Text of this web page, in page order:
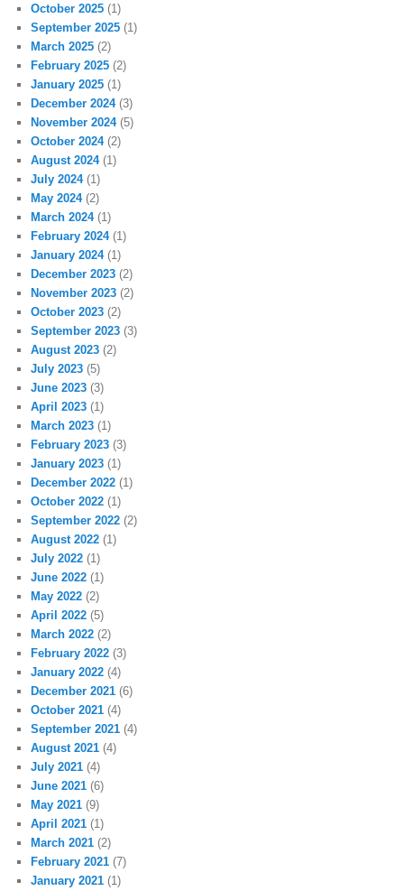
October 2025 (1)
September 2025 (1)
March 2025 (2)
February 2025 (2)
January 2025 (1)
December 2024(3)
November 2024(5)
October 2024(2)
August 2024(1)
July 2024(1)
May 2024(2)
March 2024(1)
February 2024(1)
January 2024(1)
December 2023 (2)
November 2023 (2)
October 2023 (2)
September 2023 (3)
August 2023 (2)
July 2023 (5)
June 2023 (3)
April 2023 (1)
March 2023 (1)
February 2023 (3)
January 2023 (1)
December 2022 (1)
October 2022 (1)
September 2022 (2)
August 2022 (1)
July 2022 (1)
June 2022 (1)
May 2022 (2)
April 2022 (5)
March 2022 (2)
February 2022 (3)
January 2022 (4)
December 2021 (6)
October 2021 (4)
September 2021 (4)
August 2021 (4)
July 2021 (4)
June 2021 (6)
May 2021 (9)
April 2021 (1)
March 2021 (2)
February 2021 (7)
January 2021 (1)